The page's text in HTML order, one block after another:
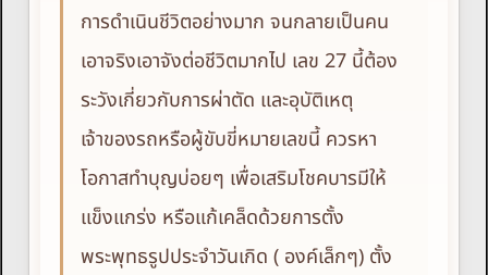
การดำเนินชีวิตอย่างมาก จนกลายเป็นคน
เอาจริงเอาจังต่อชีวิตมากไป เลข 27 นี้ต้อง
ระวังเกี่ยวกับการผ่าตัด และอุบัติเหตุ
เจ้าของรถหรือผู้ขับขี่หมายเลขนี้ ควรหา
โอกาสทำบุญบ่อยๆ เพื่อเสริมโชคบารมีให้
แข็งแกร่ง หรือแก้เคล็ดด้วยการตั้ง
พระพุทธรูปประจำวันเกิด ( องค์เล็กๆ) ตั้ง